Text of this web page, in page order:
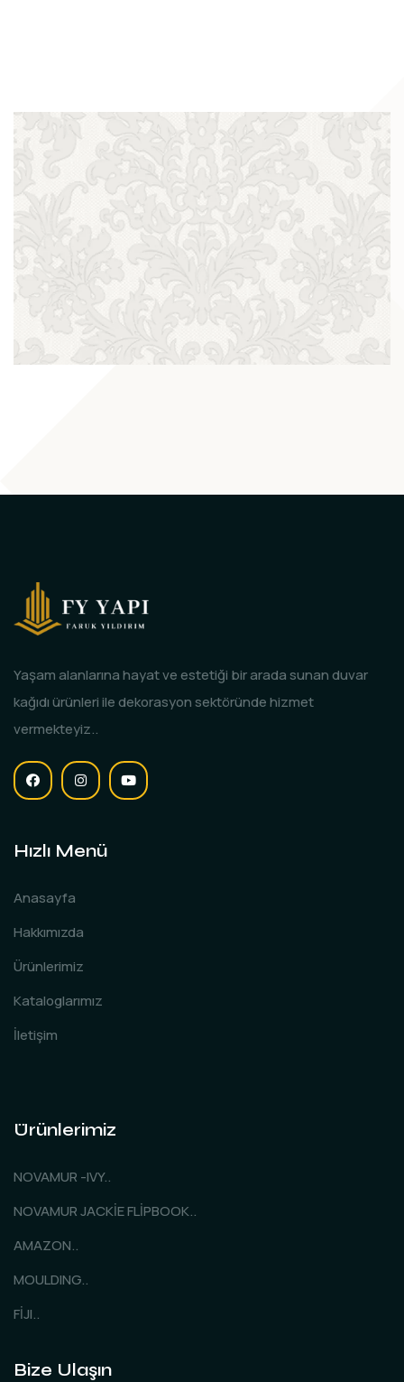
Yaşam alanlarına hayat ve estetiği bir arada sunan duvar
kağıdı ürünleri ile dekorasyon sektöründe hizmet
vermekteyiz..
Hızlı Menü
Anasayfa
Hakkımızda
Ürünlerimiz
Kataloglarımız
İletişim
Ürünlerimiz
NOVAMUR -IVY..
NOVAMUR JACKİE FLİPBOOK..
AMAZON..
MOULDING..
FİJI..
Bize Ulaşın